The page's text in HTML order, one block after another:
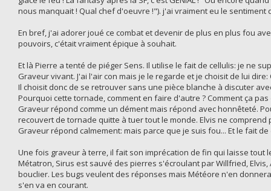
nous manquait ! Qual chef d'oeuvre !"). j'ai vraiment eu le
En bref, j'ai adorer joué ce combat et devenir de plus en plus fou
pouvoirs, c'était vraiment épique à souhait.
Et là Pierre a tenté de piéger Sens. Il utilise le fait de cellulis: je ne
Graveur vivant. J'ai l'air con mais je le regarde et je choisit de lui
Il choisit donc de se retrouver sans une pièce blanche à discuter
Pourquoi cette tornade, comment en faire d'autre ? Comment ça
Graveur répond comme un dément mais répond avec honnêteté.
recouvert de tornade quitte à tuer tout le monde. Elvis ne comprend
Graveur répond calmement: mais parce que je suis fou... Et le fait
Une fois graveur à terre, il fait son imprécation de fin qui laisse
Métatron, Sirus est sauvé des pierres s'écroulant par Willfried,
bouclier. Les bugs veulent des réponses mais Météore n'en
s'en va en courant.